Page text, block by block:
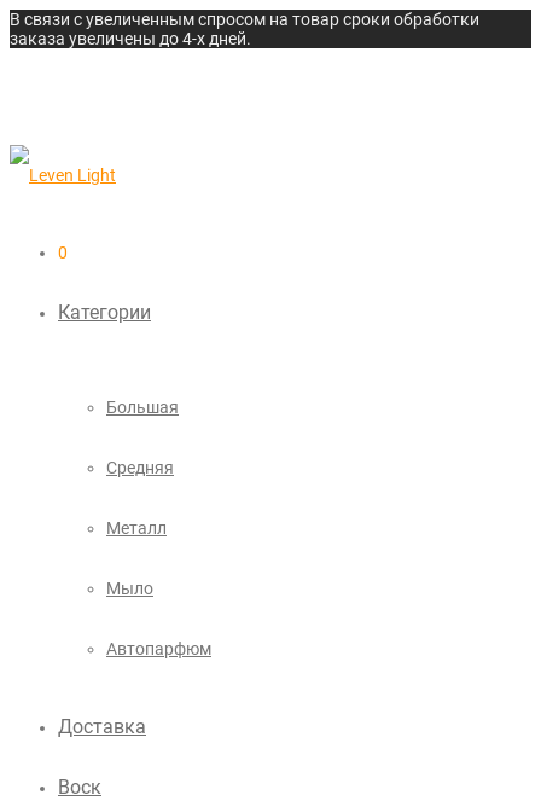
В связи с увеличенным спросом на товар сроки обработки
заказа увеличены до 4-х дней.
0
Категории
Большая
Средняя
Металл
Мыло
Автопарфюм
Доставка
Воск